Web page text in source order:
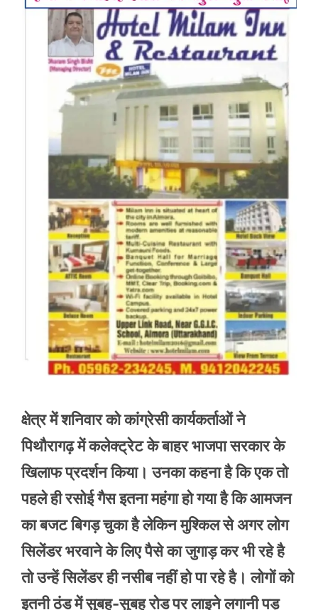
क्षेत्र में शनिवार को कांग्रेसी कार्यकर्ताओं ने
पिथौरागढ़ में कलेक्ट्रेट के बाहर भाजपा सरकार के
खिलाफ प्रदर्शन किया। उनका कहना है कि एक तो
पहले ही रसोई गैस इतना महंगा हो गया है कि आमजन
का बजट बिगड़ चुका है लेकिन मुश्किल से अगर लोग
सिलेंडर भरवाने के लिए पैसे का जुगाड़ कर भी रहे है
तो उन्हें सिलेंडर ही नसीब नहीं हो पा रहे है। लोगों को
इतनी ठंड में सुबह-सुबह रोड पर लाइने लगानी पड़